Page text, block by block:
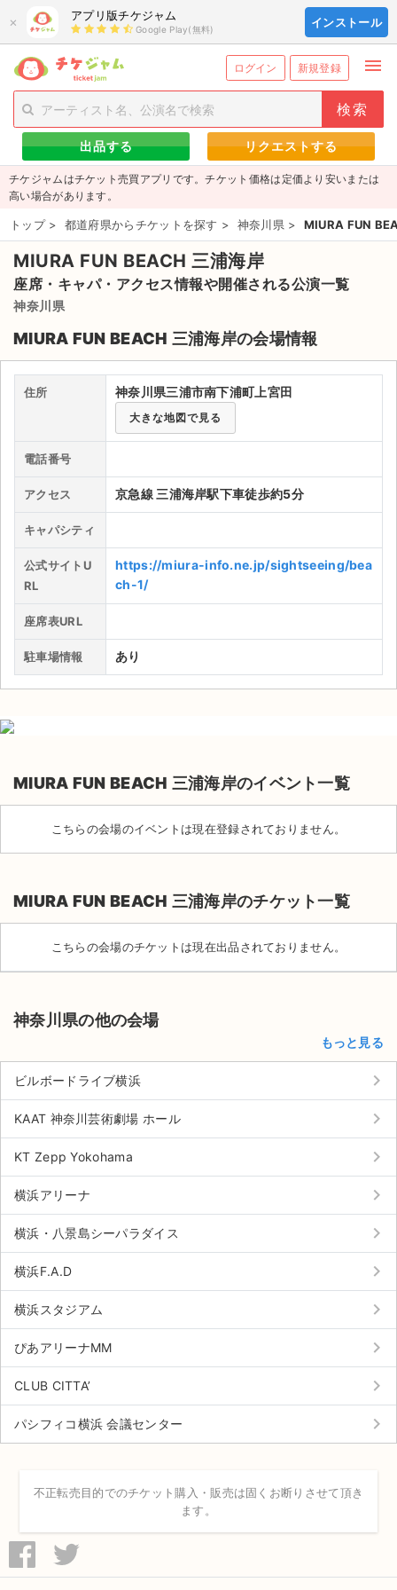
× アプリ版チケジャム
Google Play(無料) インストール
ログイン 新規登録 menu
person_add 新規会員登録 exit_to_app ログイン
チケットを探す
新着チケット
値下げしたチケット
都道府県からチケットを探す
もうすぐ開催のチケット
チケットのリクエスト一覧
ライブ・コンサート（国内）
ライブ・コンサート（海外）
イベント
演劇・ミュージカル
ご利用ガイド
ご利用ガイド
お知らせ
サイト情報
チケットジャム運営会社
チケットジャム利用規約
プライバシーポリシー
特定商取引法に基づく表記
公演登録依頼
不正転売禁止法について
チケットジャムの取り組み
音楽情報
出品する リクエストする
チケジャムはチケット売買アプリです。チケット価格は定価より安いまたは
高い場合があります。
トップ > 都道府県からチケットを探す > 神奈川県 > MIURA FUN
MIURA FUN BEACH 三浦海岸
座席・キャパ・アクセス情報や開催される公演一覧
神奈川県
MIURA FUN BEACH 三浦海岸の会場情報
住所 神奈川県三浦市南下浦町上宮田
大きな地図で見る
電話番号
アクセス 京急線 三浦海岸駅下車徒歩約5分
キャパシティ
公式サイトU
RL
https://miura-info.ne.jp/sightseeing/bea
ch-1/
座席表URL
駐車場情報 あり
MIURA FUN BEACH 三浦海岸のイベント一覧
こちらの会場のイベントは現在登録されておりません。
MIURA FUN BEACH 三浦海岸のチケット一覧
こちらの会場のチケットは現在出品されておりません。
神奈川県の他の会場
もっと見る
ビルボードライブ横浜 keyboard_arrow_right
KAAT 神奈川芸術劇場 ホール keyboard_arrow_right
KT Zepp Yokohama keyboard_arrow_right
横浜アリーナ keyboard_arrow_right
横浜・八景島シーパラダイス keyboard_arrow_right
横浜F.A.D keyboard_arrow_right
横浜スタジアム keyboard_arrow_right
ぴあアリーナMM keyboard_arrow_right
CLUB CITTA’ keyboard_arrow_right
パシフィコ横浜 会議センター keyboard_arrow_right
不正転売目的でのチケット購入・販売は固くお断りさせて頂き
ます。